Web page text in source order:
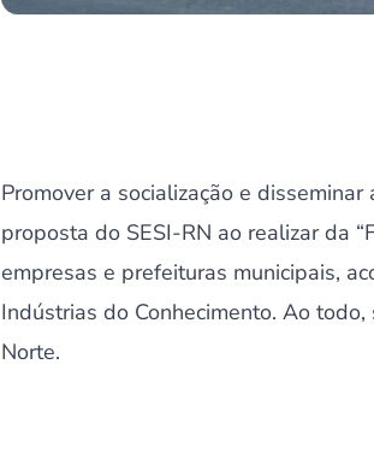
Promover a socialização e
proposta do SESI-RN ao realizar da
empresas e prefeituras municipais,
Indústrias do Conhecimento. Ao
Norte.